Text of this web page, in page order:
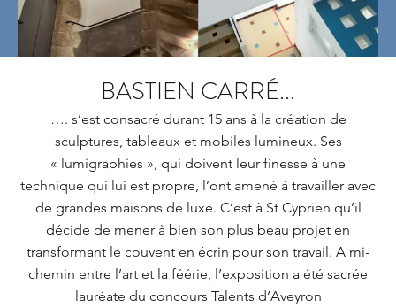
BASTIEN CARRÉ...
…. s’est consacré durant 15 ans à la création de
sculptures, tableaux et mobiles lumineux. Ses
« lumigraphies », qui doivent leur finesse à une
technique qui lui est propre, l’ont amené à travailler avec
de grandes maisons de luxe. C’est à St Cyprien qu’il
décide de mener à bien son plus beau projet en
transformant le couvent en écrin pour son travail. A mi-
chemin entre l’art et la féérie, l’exposition a été sacrée
lauréate du concours Talents d’Aveyron